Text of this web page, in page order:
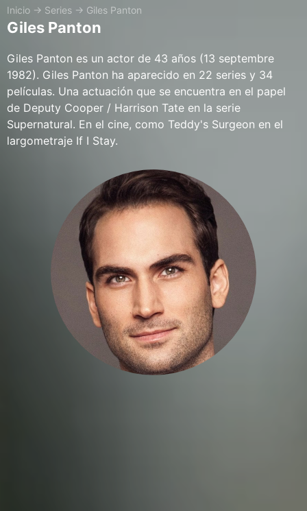
Inicio → Series → Giles Panton
Giles Panton
Giles Panton es un actor de 43 años (13 septembre
1982). Giles Panton ha aparecido en 22 series y 34
películas. Una actuación que se encuentra en el papel
de Deputy Cooper / Harrison Tate en la serie
Supernatural. En el cine, como Teddy's Surgeon en el
largometraje If I Stay.